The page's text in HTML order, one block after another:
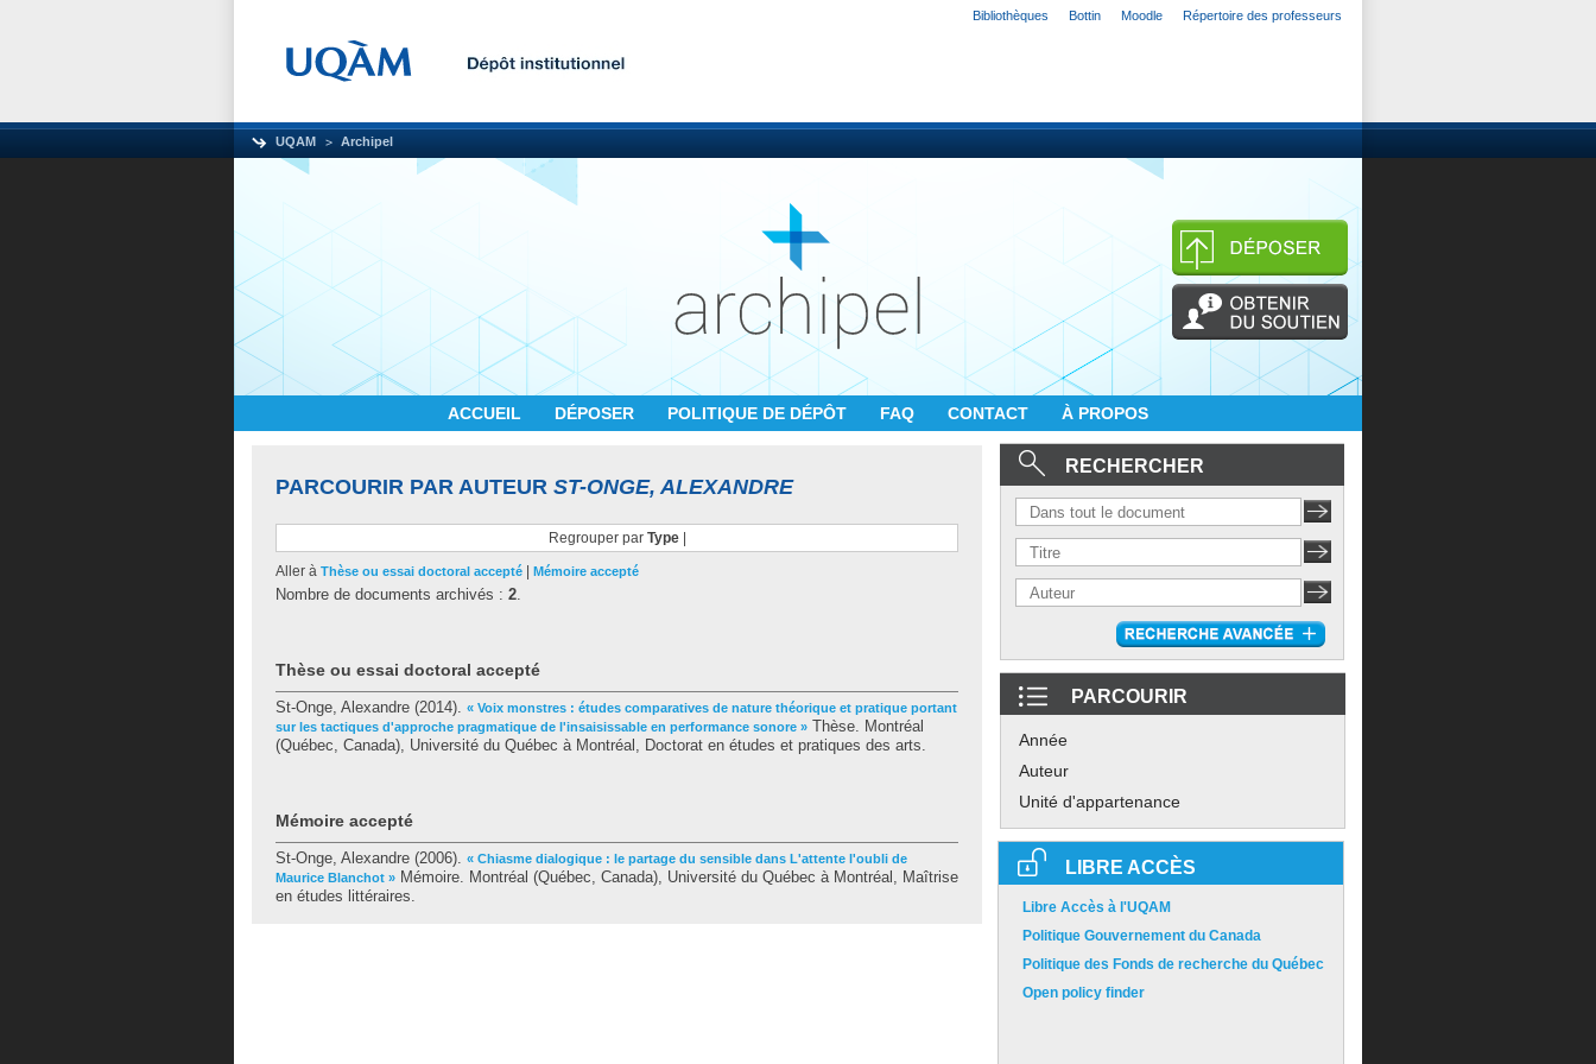
Bibliothèques Bottin Moodle Répertoire des professeurs
UQAM Archipel
ACCUEIL DÉPOSER POLITIQUE DE DÉPÔT FAQ CONTACT À PROPOS
PARCOURIR PAR AUTEUR ST-ONGE, ALEXANDRE
Regrouper par Type|
Aller à Thèse ou essai doctoral accepté Mémoire accepté
Nombre de documents archivés : 2.
Thèse ou essai doctoral accepté
St-Onge, Alexandre (2014). « Voix monstres : études comparatives de nature théorique et pratique portant
sur les tactiques d'approche pragmatique de l'insaisissable en performance sonore » Thèse. Montréal
(Québec, Canada), Université du Québec à Montréal, Doctorat en études et pratiques des arts.
Mémoire accepté
St-Onge, Alexandre (2006). « Chiasme dialogique : le partage du sensible dans L'attente l'oubli de
Maurice Blanchot » Mémoire. Montréal (Québec, Canada), Université du Québec à Montréal, Maîtrise
en études littéraires.
RECHERCHER
PARCOURIR
Année
Auteur
Unité d'appartenance
LIBRE ACCÈS
Libre Accès à l'UQAM
Politique Gouvernement du Canada
Politique des Fonds de recherche du Québec
Open policy finder